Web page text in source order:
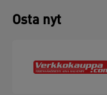
varmistaa
silppuamisen.
Osta nyt